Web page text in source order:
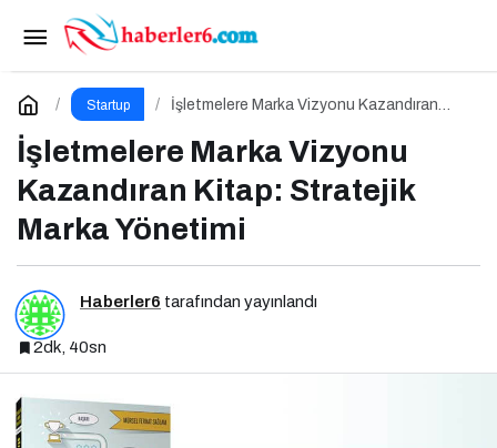
Startup
İşletmelere Marka Vizyonu Kazandıran
İşletmelere Marka Vizyonu
Kazandıran Kitap: Stratejik
Marka Yönetimi
Haberler6 tarafından yayınlandı
2dk, 40sn
Kişisel Marka Yönetimi 1.0 Etkinliği
Yorum Yap